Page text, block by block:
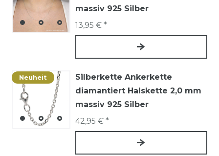
massiv 925 Silber
13,95 € *
Neuheit
Silberkette Ankerkette
diamantiert Halskette 2,0 mm
massiv 925 Silber
42,95 € *